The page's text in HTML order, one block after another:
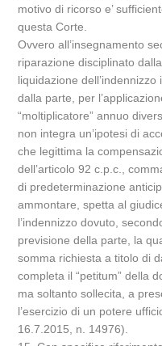
motivo di ricorso e’
questa Corte.
Ovvero all’insegnamento
riparazione disciplinato
liquidazione
dalla parte, per
“moltiplicatore” annuo
non integra un’ipotesi di
che legittima la
dell’articolo 92 c.p.c.,
di predeterminazione
ammontare, spetta al
l’indennizzo dovuto,
previsione della parte, la
somma richiesta a titolo di
completa il “petitum” della
ma soltanto sollecita, a
l’esercizio di un potere
16.7.2015, n. 14976).